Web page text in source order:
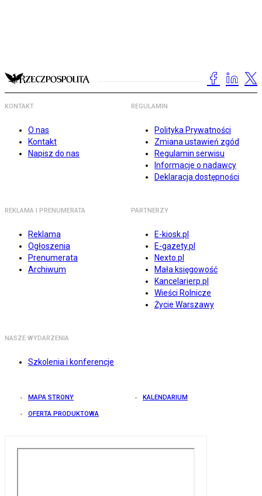
KONTAKT
O nas
Kontakt
Napisz do nas
REGULAMIN
Polityka Prywatności
Zmiana ustawień zgód
Regulamin serwisu
Informacje o nadawcy
Deklaracja dostępności
REKLAMA I PRENUMERATA
Reklama
Ogłoszenia
Prenumerata
Archiwum
PARTNERZY
E-kiosk.pl
E-gazety.pl
Nexto.pl
Mała księgowość
Kancelarierp.pl
Wieści Rolnicze
Życie Warszawy
NASZE WYDARZENIA
Szkolenia i konferencje
MAPA STRONY KALENDARIUM
OFERTA PRODUKTOWA